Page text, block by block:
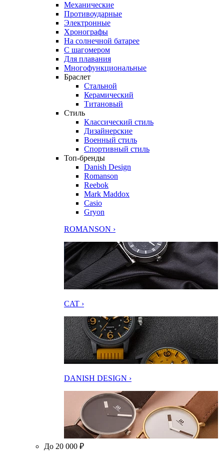
Механические
Противоударные
Электронные
Хронографы
На солнечной батарее
С шагомером
Для плавания
Многофункциональные
Браслет
Стальной
Керамический
Титановый
Стиль
Классический стиль
Дизайнерские
Военный стиль
Спортивный стиль
Топ-бренды
Danish Design
Romanson
Reebok
Mark Maddox
Casio
Gryon
ROMANSON ›
CAT ›
DANISH DESIGN ›
До 20 000 ₽